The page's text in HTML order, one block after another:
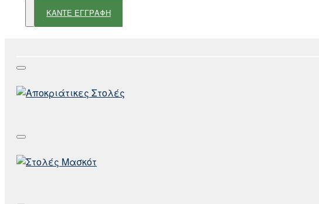
ΚΑΝΤΕ ΕΓΓΡΑΦΗ